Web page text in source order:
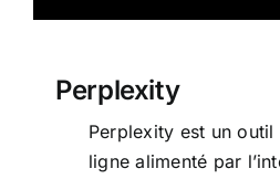
Perplexity
Perplexity est un
ligne alimenté par